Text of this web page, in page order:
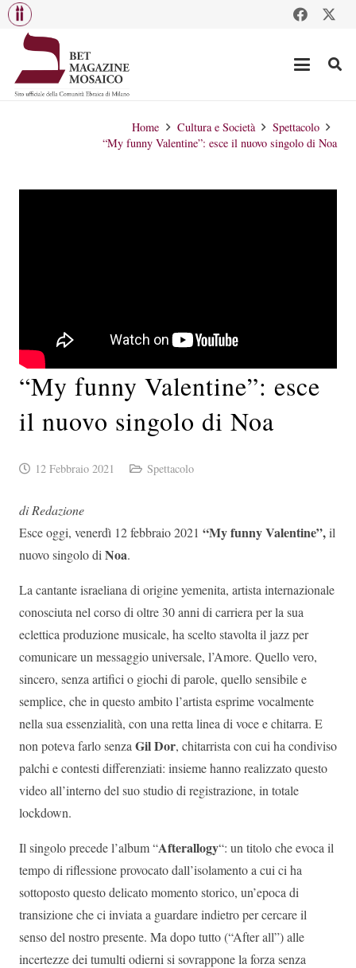
Home Cultura e Società
Spettacolo
“My funny Valentine”: esce il nuovo singolo di Noa
“My funny Valentine”: esce
il nuovo singolo di Noa
12 Febbraio 2021 Spettacolo
di Redazione
Esce oggi, venerdì 12 febbraio 2021 “My funny Valentine”,il
nuovo singolo di Noa.
La cantante israeliana di origine yemenita, artista internazionale
conosciuta nel corso di oltre 30 anni di carriera per la sua
eclettica produzione musicale, ha scelto stavolta il jazz per
comunicare un messaggio universale, l’Amore. Quello vero,
sincero, senza artifici o giochi di parole, quello sensibile e
semplice, che in questo ambito l’artista esprime vocalmente
nella sua essenzialità, con una retta linea di voce e chitarra. E
non poteva farlo senza Gil Dor, chitarrista con cui ha condiviso
palchi e contesti differenziati: insieme hanno realizzato questo
video all’interno del suo studio di registrazione, in totale
lockdown.
Il singolo precede l’album “Afterallogy“: un titolo che evoca il
tempo di riflessione provocato dall’isolamento a cui ci ha
sottoposto questo delicato momento storico, un’epoca di
transizione che ci inviata a guardare indietro per cercare il
senso del nostro presente. Ma dopo tutto (“After all”) alle
incertezze dei tumulti odierni si sovrappone la forza senza